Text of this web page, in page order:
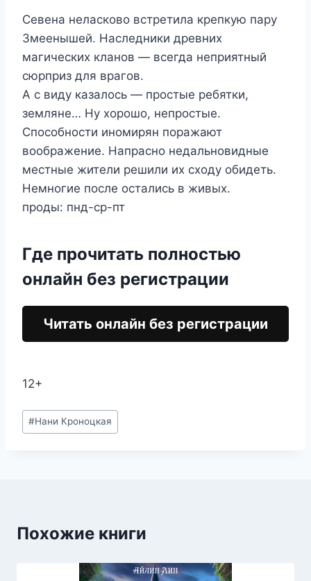
Севена неласково встретила крепкую пару
Змеенышей. Наследники древних
магических кланов — всегда неприятный
сюрприз для врагов.
А с виду казалось — простые ребятки,
земляне… Ну хорошо, непростые.
Способности иномирян поражают
воображение. Напрасно недальновидные
местные жители решили их сходу обидеть.
Немногие после остались в живых.
проды: пнд-ср-пт
Где прочитать полностью
онлайн без регистрации
Читать онлайн без регистрации
12+
Метки
записи:
#Нани Кроноцкая
Похожие книги